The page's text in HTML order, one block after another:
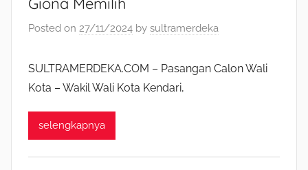
Posted on 27/11/2024 by sultramerdeka
SULTRAMERDEKA.COM – Pasangan Calon Wali
Kota – Wakil Wali Kota Kendari,
selengkapnya